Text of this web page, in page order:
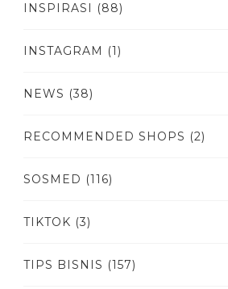
INSPIRASI (88)
INSTAGRAM (1)
NEWS (38)
RECOMMENDED SHOPS (2)
SOSMED (116)
TIKTOK (3)
TIPS BISNIS (157)